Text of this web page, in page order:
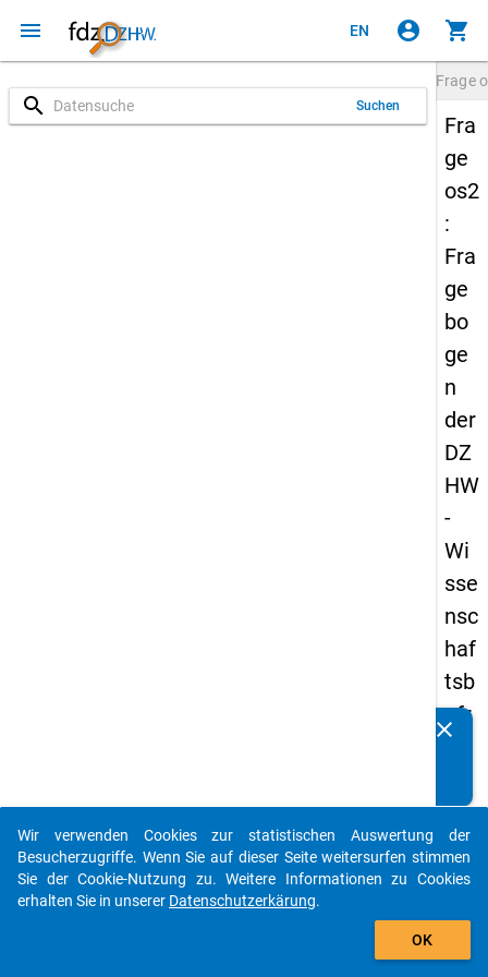
menu EN account_circle shopping_cart
search Suchen
Frage
Fra
ge
os2
:
Fra
ge
bo
ge
n
der
DZ
HW
-
Wi
sse
nsc
haf
tsb
efr
g
20
23
Details
clear
auto_stories
add_shopping_cart
Wir verwenden Cookies zur statistischen Auswertung der
Besucherzugriffe. Wenn Sie auf dieser Seite weitersurfen stimmen
Sie der Cookie-Nutzung zu. Weitere Informationen zu Cookies
erhalten Sie in unserer Datenschutzerkärung.
OK